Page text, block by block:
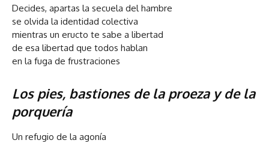
Decides, apartas la secuela del hambre
se olvida la identidad colectiva
mientras un eructo te sabe a libertad
de esa libertad que todos hablan
en la fuga de frustraciones
Los pies, bastiones de la proeza y de la
porquería
Un refugio de la agonía